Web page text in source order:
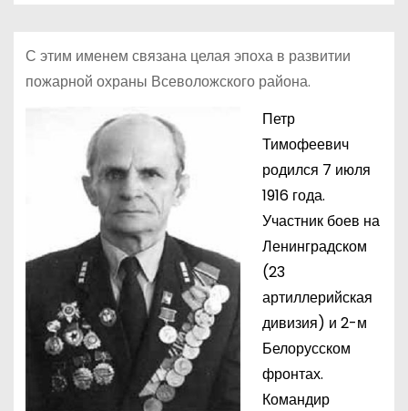
С этим именем связана целая эпоха в развитии
пожарной охраны Всеволожского района.
Петр
Тимофеевич
родился 7 июля
1916 года.
Участник боев на
Ленинградском
(23
артиллерийская
дивизия) и 2-м
Белорусском
фронтах.
Командир